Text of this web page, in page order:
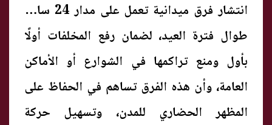
انتشار فرق ميدانية تعمل على مدار 24 ساعة
طوال فترة العيد، لضمان رفع المخلفات أولًا
بأول ومنع تراكمها في الشوارع أو الأماكن
العامة، وأن هذه الفرق تساهم في الحفاظ على
المظهر الحضاري للمدن، وتسهيل حركة